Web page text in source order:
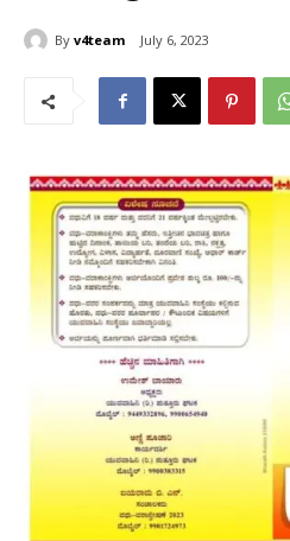
By v4team July 6, 2023